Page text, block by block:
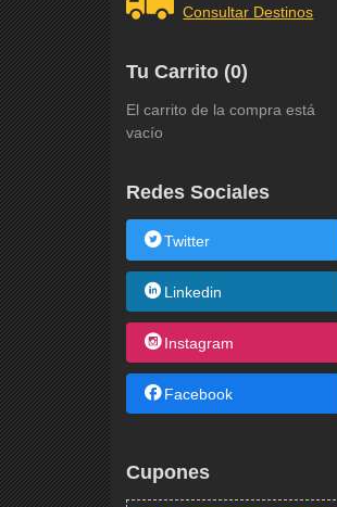
Consultar Destinos
Tu Carrito (0)
El carrito de la compra está
vacío
Redes Sociales
Twitter
Linkedin
Instagram
Facebook
Cupones